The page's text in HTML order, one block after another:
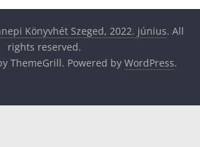
Könyvhét Szeged, 2022. június. All
rights reserved.
ThemeGrill. Powered by WordPress.